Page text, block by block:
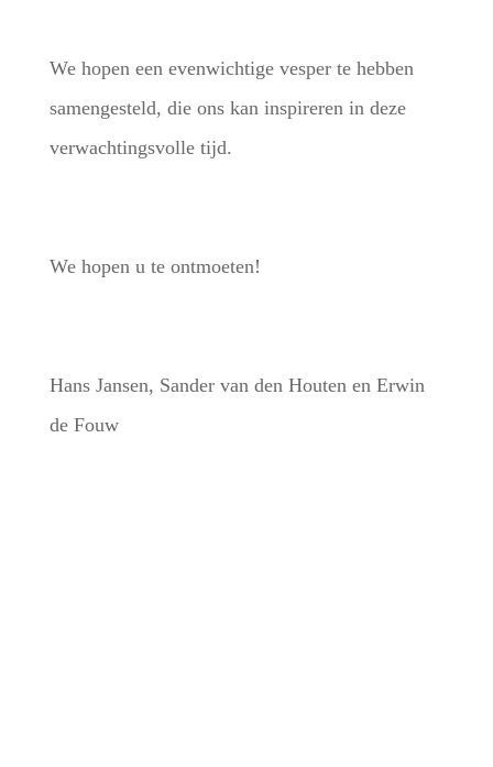
We hopen een evenwichtige vesper te hebben
samengesteld, die ons kan inspireren in deze
verwachtingsvolle tijd.
We hopen u te ontmoeten!
Hans Jansen, Sander van den Houten en Erwin
de Fouw